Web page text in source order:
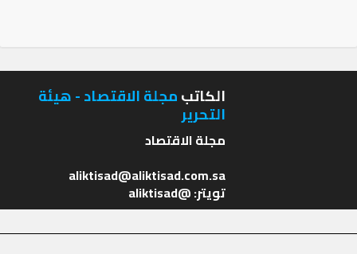
الكاتبمجلة الاقتصاد - هيئة
التحرير
تويتر: @aliktisad